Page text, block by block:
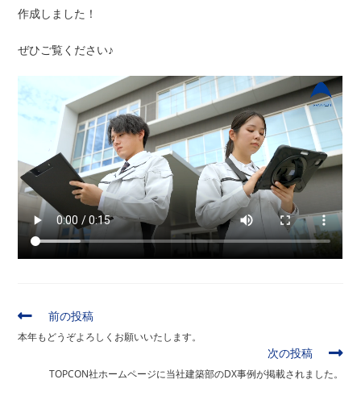
作成しました！
ぜひご覧ください♪
そ
の
他
前の投稿
本年もどうぞよろしくお願いいたします。
次の投稿
TOPCON社ホームページに当社建築部のDX事例が掲載されました。